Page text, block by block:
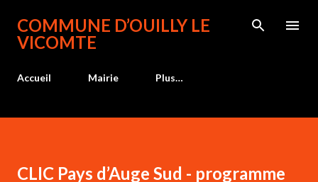
Accéder au contenu principal
COMMUNE D’OUILLY LE
VICOMTE
Accueil Mairie Plus…
CLIC Pays d’Auge Sud - programme